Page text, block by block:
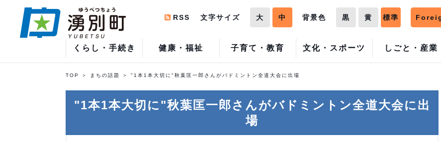
くらし・手続き 健康・福祉 子育て・教育 文化・スポーツ しごと・産業
RSS 文字サイズ 大 中 背景色 黒 黄 標準
TOP まちの話題 "1本1本大切に"秋葉匡一郎さんがバドミントン全道大会に出場
"1本1本大切に"秋葉匡一郎さんがバドミントン全道大会に出
場